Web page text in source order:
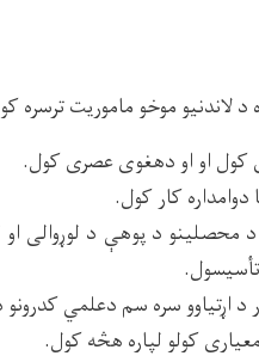
د لاندنیو موخو ماموریت ترسره
کول او او دهغوی عصری کول.
کار کول.
محصلینو د پوهې د لوړوالی
د اړتیاوو سره سم دعلمي
کولو لپاره هڅه کول.